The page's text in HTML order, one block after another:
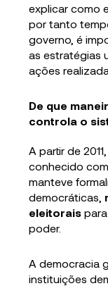
explicar como
por tanto
governo, é
as estratégias
ações
De que
controla o
A partir de
conhecido
manteve
democráticas,
eleitorais
poder.
A democracia
instituições